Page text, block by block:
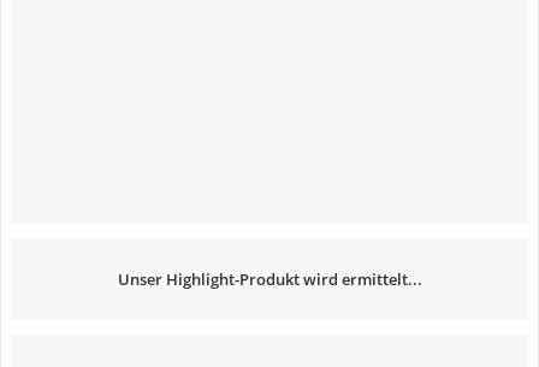
Unser Highlight-Produkt wird ermittelt...